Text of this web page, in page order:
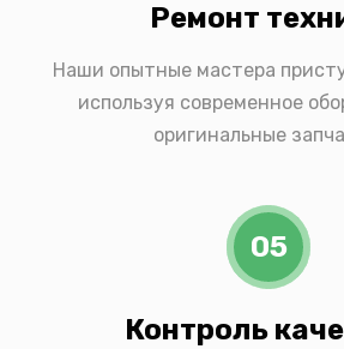
Ремонт
Наши опытные мастера
используя современное
оригинальные
05
Контроль